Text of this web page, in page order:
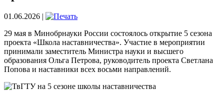
01.06.2026 |
29 мая в Минобрнауки России состоялось открытие 5 сезона
проекта «Школа наставничества». Участие в мероприятии
принимали заместитель Министра науки и высшего
образования Ольга Петрова, руководитель проекта Светлана
Попова и наставники всех восьми направлений.